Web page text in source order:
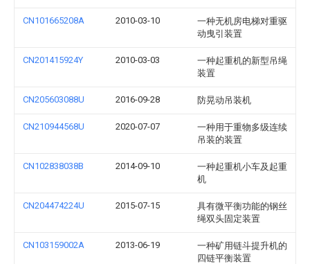
CN101665208A 2010-03-10
一种无机房电梯对重驱
动曳引装置
CN201415924Y 2010-03-03
一种起重机的新型吊绳
装置
CN205603088U 2016-09-28 防晃动吊装机
CN210944568U 2020-07-07
一种用于重物多级连续
吊装的装置
CN102838038B 2014-09-10
一种起重机小车及起重
机
CN204474224U 2015-07-15
具有微平衡功能的钢丝
绳双头固定装置
CN103159002A 2013-06-19
一种矿用链斗提升机的
四链平衡装置